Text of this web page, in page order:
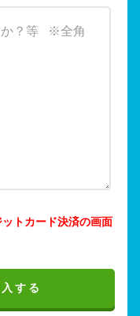
トカード決済の画面
する